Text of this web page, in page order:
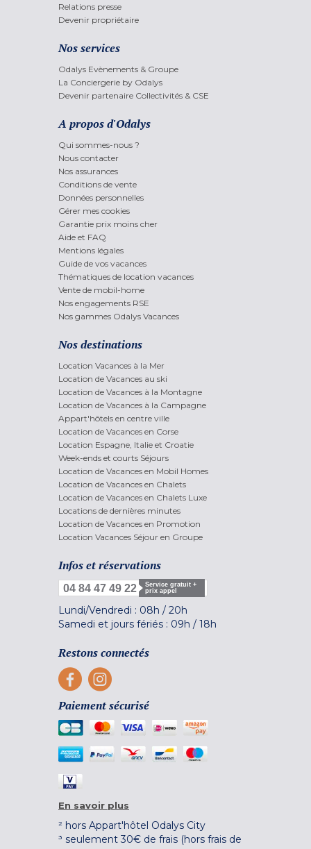
Relations presse
Devenir propriétaire
Nos services
Odalys Evènements & Groupe
La Conciergerie by Odalys
Devenir partenaire Collectivités & CSE
A propos d'Odalys
Qui sommes-nous ?
Nous contacter
Nos assurances
Conditions de vente
Données personnelles
Gérer mes cookies
Garantie prix moins cher
Aide et FAQ
Mentions légales
Guide de vos vacances
Thématiques de location vacances
Vente de mobil-home
Nos engagements RSE
Nos gammes Odalys Vacances
Nos destinations
Location Vacances à la Mer
Location de Vacances au ski
Location de Vacances à la Montagne
Location de Vacances à la Campagne
Appart'hôtels en centre ville
Location de Vacances en Corse
Location Espagne, Italie et Croatie
Week-ends et courts Séjours
Location de Vacances en Mobil Homes
Location de Vacances en Chalets
Location de Vacances en Chalets Luxe
Locations de dernières minutes
Location de Vacances en Promotion
Location Vacances Séjour en Groupe
Infos et réservations
04 84 47 49 22
Service gratuit +
prix appel
Lundi/Vendredi : 08h / 20h
Samedi et jours fériés : 09h / 18h
Restons connectés
Paiement sécurisé
En savoir plus
² hors Appart'hôtel Odalys City
³ seulement 30€ de frais (hors frais de